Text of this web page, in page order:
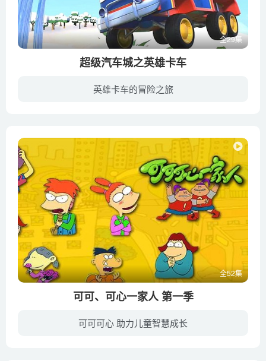
全29集
超级汽车城之英雄卡车
英雄卡车的冒险之旅
全52集
可可、可心一家人 第一季
可可可心 助力儿童智慧成长